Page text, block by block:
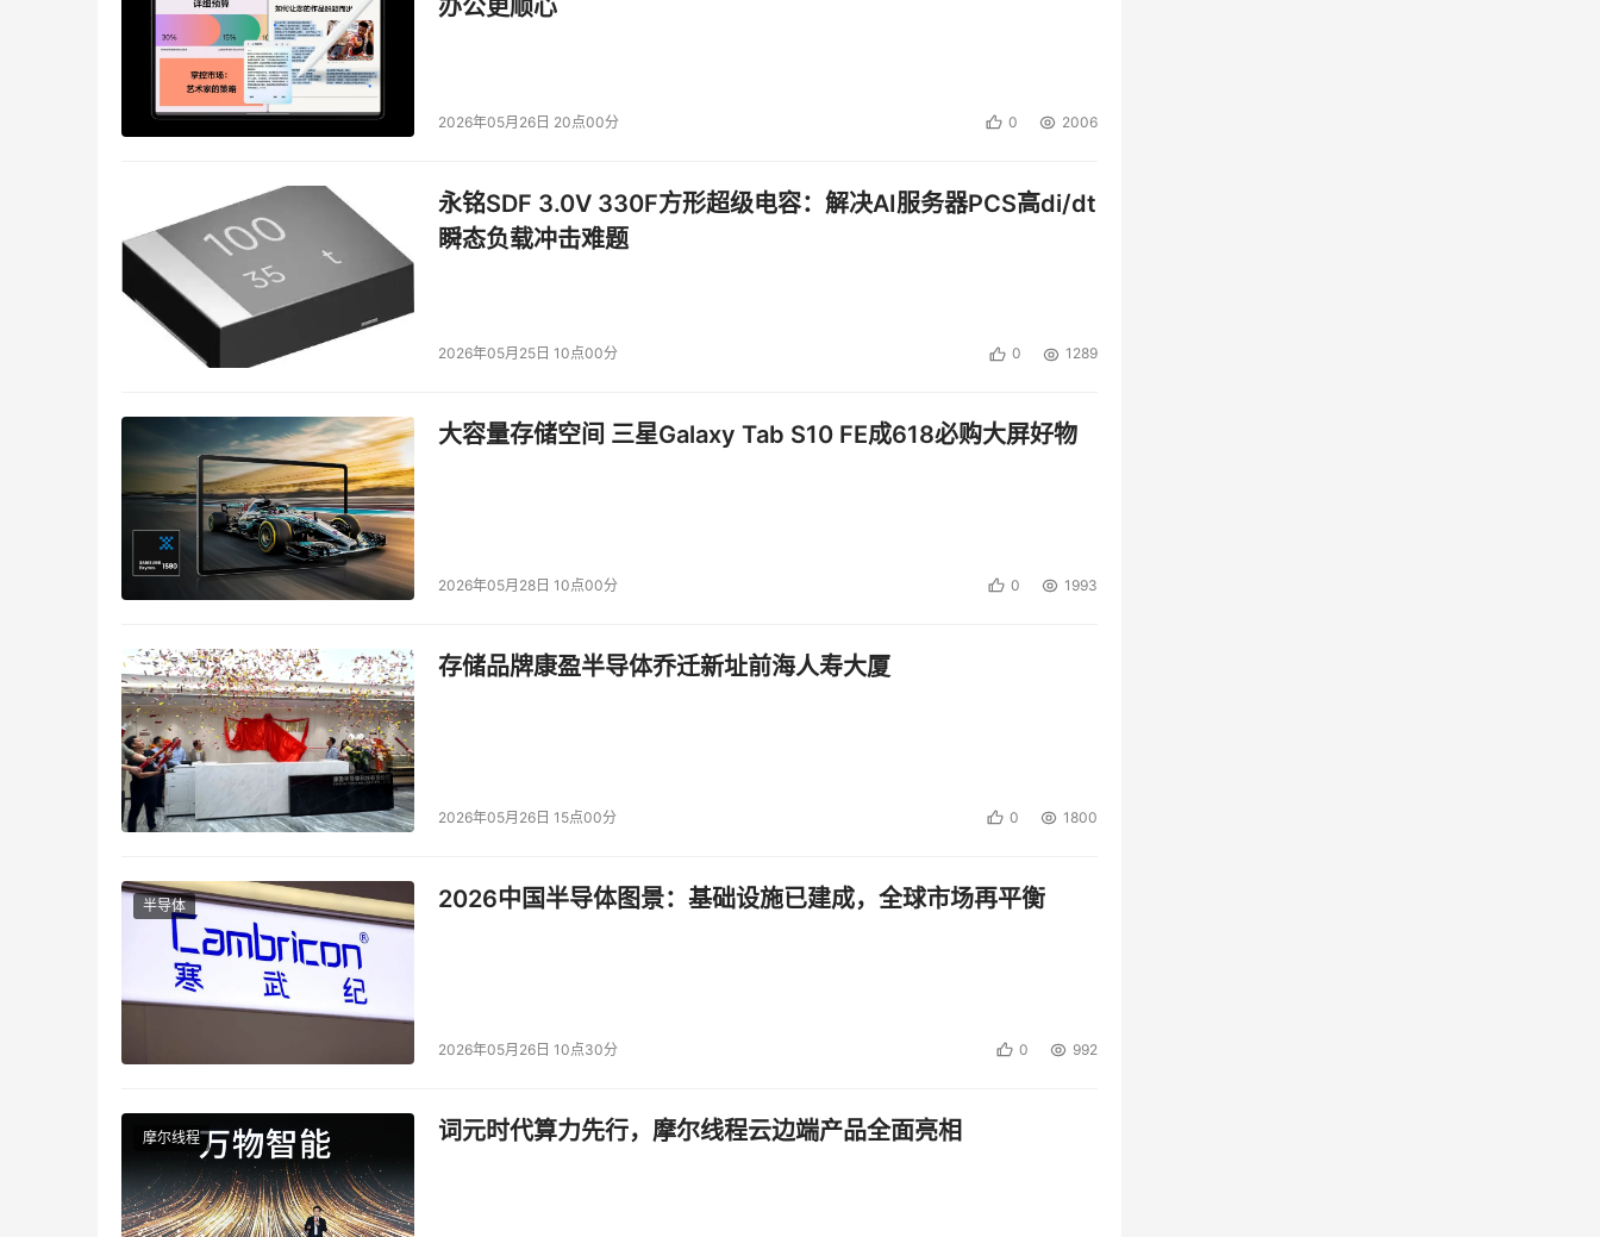
办公更顺心
2026年05月26日 20点00分 0 2006
永铭SDF 3.0V 330F方形超级电容：解决AI服务器PCS高di/dt
瞬态负载冲击难题
2026年05月25日 10点00分 0 1289
大容量存储空间 三星Galaxy Tab S10 FE成618必购大屏好物
2026年05月28日 10点00分 0 1993
存储品牌康盈半导体乔迁新址前海人寿大厦
2026年05月26日 15点00分 0 1800
半导体 2026中国半导体图景：基础设施已建成，全球市场再平衡
2026年05月26日 10点30分 0 992
摩尔线程 词元时代算力先行，摩尔线程云边端产品全面亮相